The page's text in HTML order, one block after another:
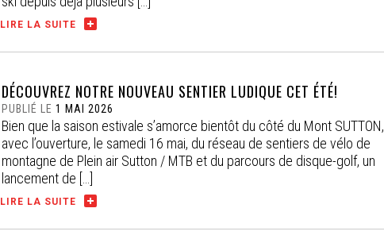
LIRE LA SUITE
DÉCOUVREZ NOTRE NOUVEAU SENTIER LUDIQUE CET ÉTÉ!
PUBLIÉ LE 1 MAI 2026
Bien que la saison estivale s’amorce bientôt du côté du Mont SUTTON,
avec l’ouverture, le samedi 16 mai, du réseau de sentiers de vélo de
montagne de Plein air Sutton / MTB et du parcours de disque-golf, un
lancement de […]
LIRE LA SUITE